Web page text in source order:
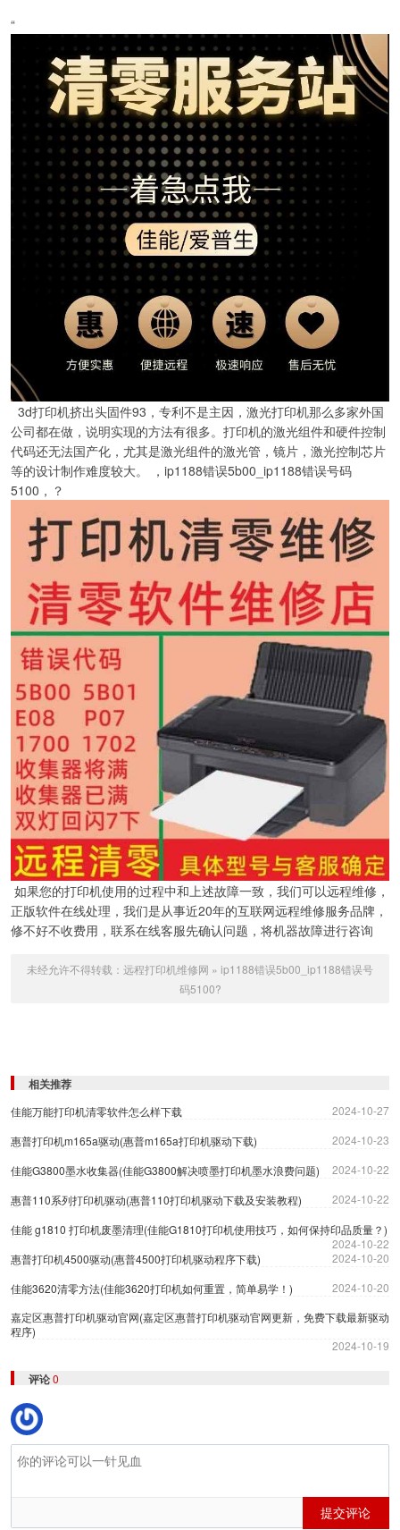
“
3d打印机挤出头固件93，专利不是主因，激光打印机那么多家外国
公司都在做，说明实现的方法有很多。打印机的激光组件和硬件控制
代码还无法国产化，尤其是激光组件的激光管，镜片，激光控制芯片
等的设计制作难度较大。 ，ip1188错误5b00_ip1188错误号码
5100，？
如果您的打印机使用的过程中和上述故障一致，我们可以远程维修，
正版软件在线处理，我们是从事近20年的互联网远程维修服务品牌，
修不好不收费用，联系在线客服先确认问题，将机器故障进行咨询
未经允许不得转载： 远程打印机维修网 » ip1188错误5b00_ip1188错误号
码5100?
相关推荐
佳能万能打印机清零软件怎么样下载
2024-10-27
惠普打印机m165a驱动(惠普m165a打印机驱动下载)
2024-10-23
佳能G3800墨水收集器(佳能G3800解决喷墨打印机墨水浪费问题)
2024-10-22
惠普110系列打印机驱动(惠普110打印机驱动下载及安装教程)
2024-10-22
佳能 g1810 打印机废墨清理(佳能G1810打印机使用技巧，如何保持印品质量？)
2024-10-22
惠普打印机4500驱动(惠普4500打印机驱动程序下载)
2024-10-20
佳能3620清零方法(佳能3620打印机如何重置，简单易学！)
2024-10-20
嘉定区惠普打印机驱动官网(嘉定区惠普打印机驱动官网更新，免费下载最新驱动
程序)
2024-10-19
评论0
提交评论